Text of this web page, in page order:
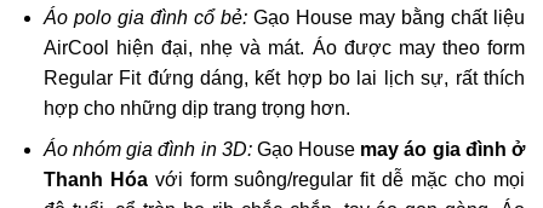
Áo polo gia đình cổ bẻ:Gạo House may bằng chất liệu
AirCool hiện đại, nhẹ và mát. Áo được may theo form
Regular Fit đứng dáng, kết hợp bo lai lịch sự, rất thích
hợp cho những dịp trang trọng hơn.
Áo nhóm gia đình in 3D:Gạo House may áo gia đình ở
Thanh Hóavới form suông/regular fit dễ mặc cho mọi